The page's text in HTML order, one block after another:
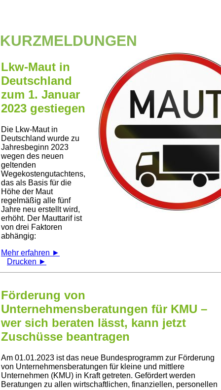
KURZMELDUNGEN
Lkw-Maut in
Deutschland
zum 1. Januar
2023 gestiegen
Die Lkw-Maut in
Deutschland wurde zu
Jahresbeginn 2023
wegen des neuen
geltenden
Wegekostengutachtens,
das als Basis für die
Höhe der Maut
regelmäßig alle fünf
Jahre neu erstellt wird,
erhöht. Der Mauttarif ist
von drei Faktoren
abhängig:
Mehr erfahren ►
Drucken ►
Förderung von
Unternehmensberatungen für KMU –
wer sich beraten lässt, kann jetzt
Zuschüsse beantragen
Am 01.01.2023 ist das neue Bundesprogramm zur Förderung
von Unternehmensberatungen für kleine und mittlere
Unternehmen (KMU) in Kraft getreten. Gefördert werden
Beratungen zu allen wirtschaftlichen, finanziellen, personellen